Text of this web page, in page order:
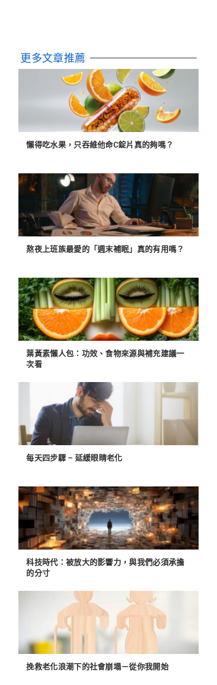
更多文章推薦
懶得吃水果，只吞維他命C錠片真的夠嗎？
熬夜上班族最愛的「週末補眠」真的有用嗎？
葉黃素懶人包：功效、食物來源與補充建議一
次看
每天四步驟 – 延緩眼睛老化
科技時代：被放大的影響力，與我們必須承擔
的分寸
挽救老化浪潮下的社會崩塌－從你我開始